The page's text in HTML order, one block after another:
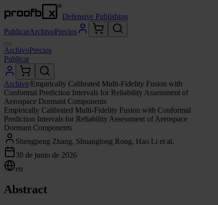
Defensive Publishing
PublicarArchivoPrecios
ArchivoPrecios
Publicar
Archive/Empirically Calibrated Multi-Fidelity Fusion with
Conformal Prediction Intervals for Reliability Assessment of
Aerospace Dormant Components
Empirically Calibrated Multi-Fidelity Fusion with Conformal
Prediction Intervals for Reliability Assessment of Aerospace
Dormant Components
Shengpeng Zhang, Shuanglong Rong, Hao Li et al.
30 de junio de 2026
en
Abstract